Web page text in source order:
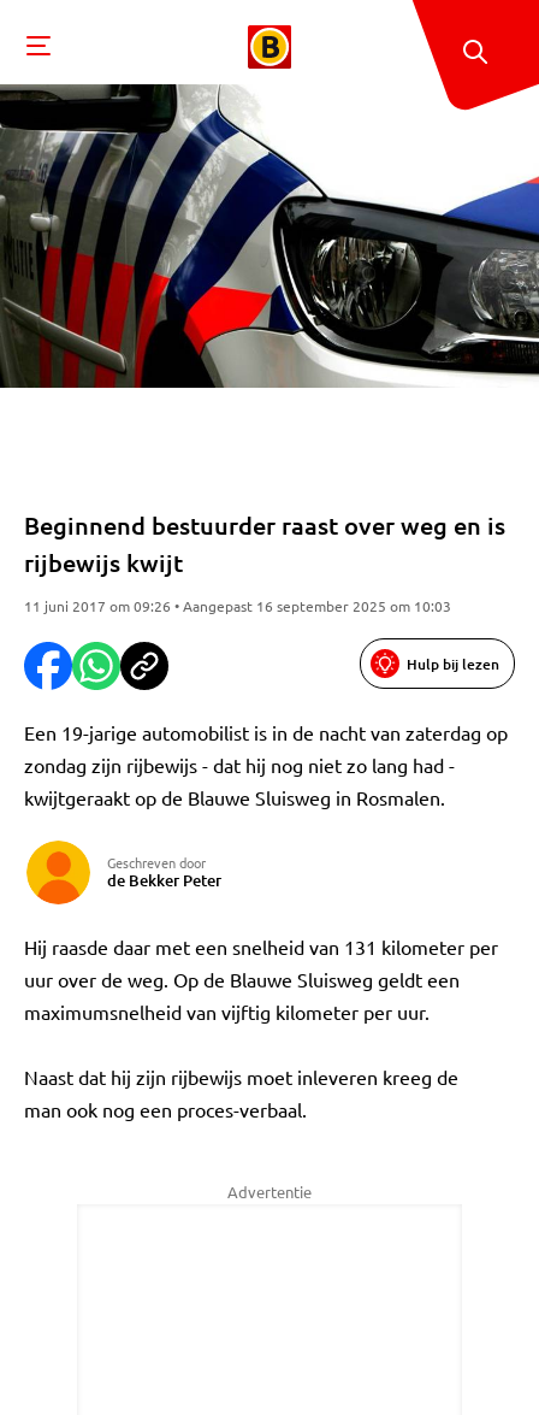
Beginnend bestuurder raast over weg en is
rijbewijs kwijt
11 juni 2017 om 09:26 • Aangepast 16 september 2025 om 10:03
Hulp bij lezen
Een 19-jarige automobilist is in de nacht van zaterdag op
zondag zijn rijbewijs - dat hij nog niet zo lang had -
kwijtgeraakt op de Blauwe Sluisweg in Rosmalen.
Geschreven door
de Bekker Peter
Hij raasde daar met een snelheid van 131 kilometer per
uur over de weg. Op de Blauwe Sluisweg geldt een
maximumsnelheid van vijftig kilometer per uur.
Naast dat hij zijn rijbewijs moet inleveren kreeg de
man ook nog een proces-verbaal.
Advertentie